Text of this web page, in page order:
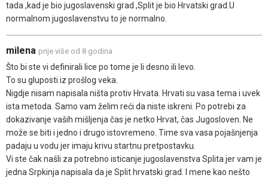
tada ,kad je bio jugoslavenski grad ,Split je bio Hrvatski grad.U
normalnom jugoslavenstvu to je normalno.
milena prije više od 8 godina
Što bi ste vi definirali lice po tome je li desno ili levo.
To su gluposti iz prošlog veka.
Nigdje nisam napisala ništa protiv Hrvata. Hrvati su vasa tema i uvek
ista metoda. Samo vam želim reći da niste iskreni. Po potrebi za
dokazivanje vaših mišljenja čas je netko Hrvat, čas Jugosloven. Ne
može se biti i jedno i drugo istovremeno. Time sva vasa pojašnjenja
padaju u vodu jer imaju krivu startnu pretpostavku.
Vi ste čak našli za potrebno isticanje jugoslavenstva Splita jer vam je
jedna Srpkinja napisala da je Split hrvatski grad. I mene kao nešto